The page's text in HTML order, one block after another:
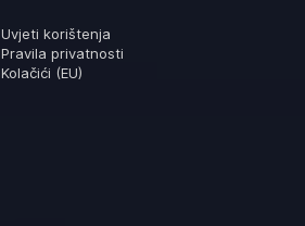
Uvjeti korištenja
Pravila privatnosti
Kolačići (EU)